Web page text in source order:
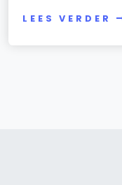
LEES VERDER